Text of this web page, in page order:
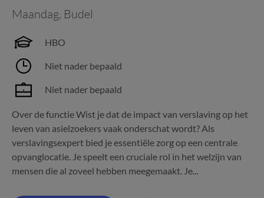
Maandag, Budel
HBO
Niet nader bepaald
Niet nader bepaald
Over de functie Wist je dat de impact van verslaving op het
leven van asielzoekers vaak onderschat wordt? Als
verslavingsexpert bied je essentiële zorg op een centrale
opvanglocatie. Je speelt een cruciale rol in het welzijn van
mensen die al zoveel hebben meegemaakt. Je...